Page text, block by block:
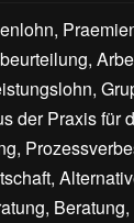
der Praxis für